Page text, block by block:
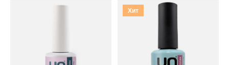
Хит